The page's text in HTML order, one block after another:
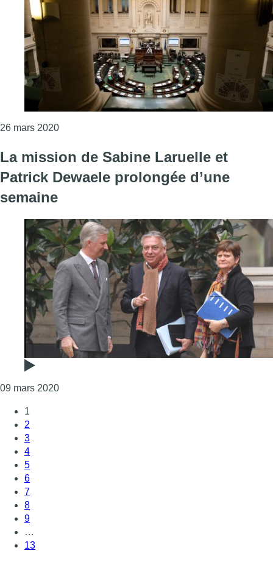
26 mars 2020Consulter l'article "Avant la Chambre et le
La mission de Sabine Laruelle et
Patrick Dewaele prolongée d’une
semaine
09 mars 2020Consulter l'article "La mission de Sabine
1
2
3
4
5
6
7
8
9
…
13